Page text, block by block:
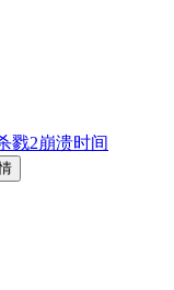
戮2崩溃时间